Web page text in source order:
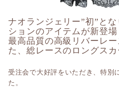
ナオランジェリー”初”と
ションのアイテムが新登場
最高品質の高級リバーレ
た、総レースのロングスカ
受注会で大好評をいただき、特別
た。